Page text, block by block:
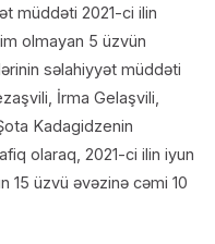
müddəti 2021-ci ilin
olmayan 5 üzvün
səlahiyyət müddəti
İrma Gelaşvili,
Kadagidzenin
olaraq, 2021-ci ilin iyun
15 üzvü əvəzinə cəmi 10